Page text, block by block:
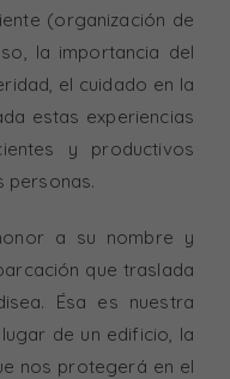
(organización de
la importancia del
el cuidado en la
estas experiencias
y productivos
personas.
a su nombre y
que traslada
Ésa es nuestra
de un edificio, la
nos protegerá en el